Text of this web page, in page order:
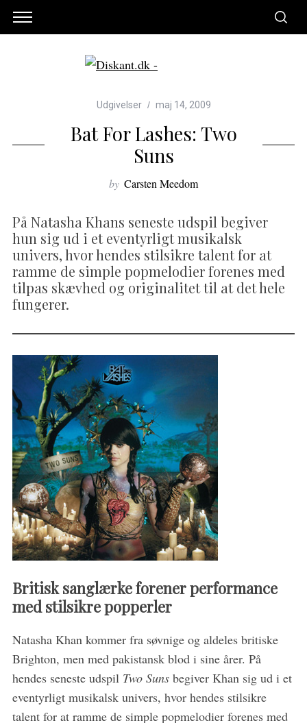
Udgivelser maj 14, 2009
Bat For Lashes: Two
Suns
by Carsten Meedom
På Natasha Khans seneste udspil begiver
hun sig ud i et eventyrligt musikalsk
univers, hvor hendes stilsikre talent for at
ramme de simple popmelodier forenes med
tilpas skævhed og originalitet til at det hele
fungerer.
Britisk sanglærke forener performance
med stilsikre popperler
Natasha Khan kommer fra søvnige og aldeles britiske
Brighton, men med pakistansk blod i sine årer. På
hendes seneste udspil Two Suns begiver Khan sig ud i et
eventyrligt musikalsk univers, hvor hendes stilsikre
talent for at ramme de simple popmelodier forenes med
S
a
r
c
h